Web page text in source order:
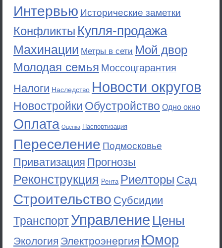
Интервью Исторические заметки
Конфликты Купля-продажа
Махинации Метры в сети Мой двор
Молодая семья Моссоцгарантия
Налоги Наследство Новости округов
Новостройки Обустройство Одно окно
Оплата Оценка Паспортизация
Переселение Подмосковье
Приватизация Прогнозы
Реконструкция Рента Риелторы Сад
Строительство Субсидии
ТранспортУправление Цены
Экология Электроэнергия Юмор